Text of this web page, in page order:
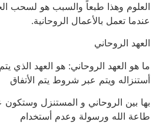
العلوم وهذا طبعاً والسبب هو لسحب
عندما تعمل بالأعمال الروحانية.
العهد الروحاني
ما هو العهد الروحاني: هو العهد الذي
أستنزاله ويتم عبر شروط يتم الأتفاق
بها بين الروحاني و المستنزل
طاعة الله ورسولة وعدم أستخدام